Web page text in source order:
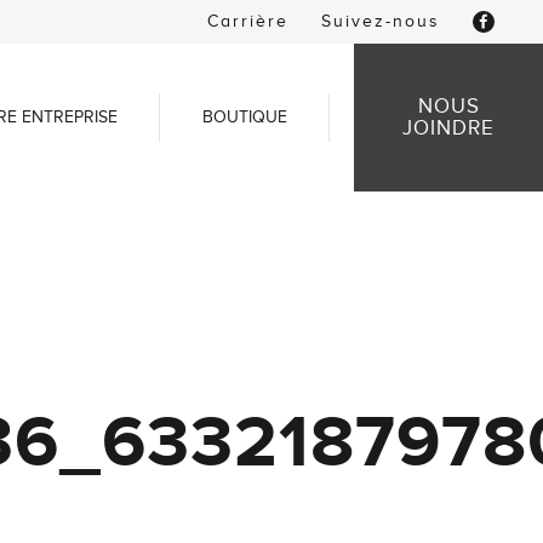
Carrière Suivez-nous
ENTREPRISE BOUTIQUE
NOUS
JOINDRE